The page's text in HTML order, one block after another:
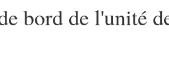
bord de l'unité